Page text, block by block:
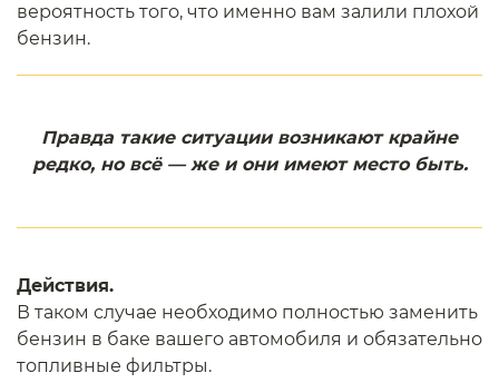
вероятность того, что именно вам залили плохой
бензин.
Правда такие ситуации возникают крайне
редко, но всё — же и они имеют место быть.
Действия.
В таком случае необходимо полностью заменить
бензин в баке вашего автомобиля и обязательно
топливные фильтры.